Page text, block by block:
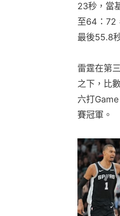
23秒，當
至64：72
最後55.8
雷霆在第
之下，比
六打
賽冠軍。